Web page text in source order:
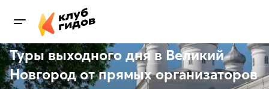
Туры выходного дня в Великий
Новгород отпрямыхорганизаторов